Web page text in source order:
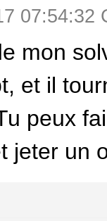
07:54:32
mon
et il
peux
jeter un